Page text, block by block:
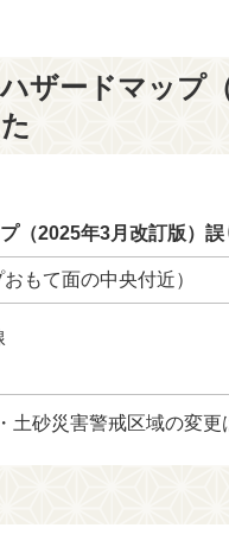
ザードマップ（
（2025年3月改訂版）誤
もて面の中央付近）
砂災害警戒区域の変更